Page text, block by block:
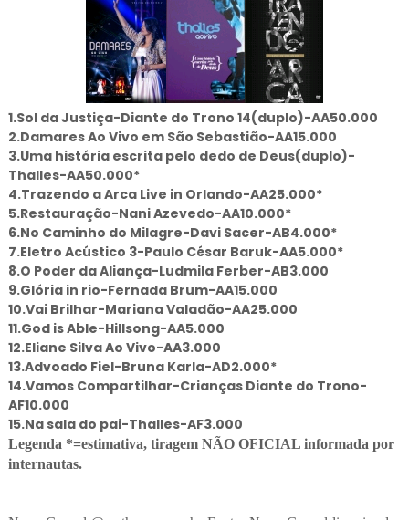
1.Sol da Justiça-Diante do Trono 14(duplo)-AA50.000
2.Damares Ao Vivo em São Sebastião-AA15.000
3.Uma história escrita pelo dedo de Deus(duplo)-
Thalles-AA50.000*
4.Trazendo a Arca Live in Orlando-AA25.000*
5.Restauração-Nani Azevedo-AA10.000*
6.No Caminho do Milagre-Davi Sacer-AB4.000*
7.Eletro Acústico 3-Paulo César Baruk-AA5.000*
8.O Poder da Aliança-Ludmila Ferber-AB3.000
9.Glória in rio-Fernada Brum-AA15.000
10.Vai Brilhar-Mariana Valadão-AA25.000
11.God is Able-Hillsong-AA5.000
12.Eliane Silva Ao Vivo-AA3.000
13.Advoado Fiel-Bruna Karla-AD2.000*
14.Vamos Compartilhar-Crianças Diante do Trono-
AF10.000
15.Na sala do pai-Thalles-AF3.000
Legenda *=estimativa, tiragem NÃO OFICIAL informada por
internautas.